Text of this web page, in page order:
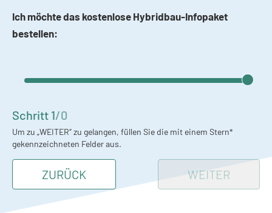
Ich möchte das kostenlose Hybridbau-Infopaket
bestellen:
Schritt 1/0
Um zu „WEITER“ zu gelangen, füllen Sie die mit einem Stern*
gekennzeichneten Felder aus.
ZURÜCK WEITER